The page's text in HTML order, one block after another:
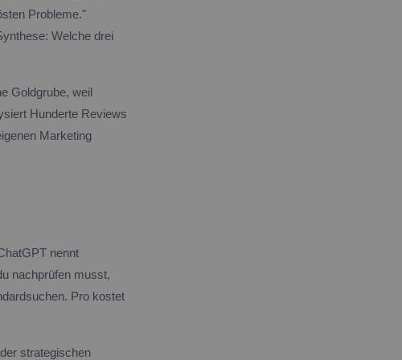
Probleme."
Welche drei
Goldgrube, weil
Hunderte Reviews
Marketing
nennt
nachprüfen musst,
Pro kostet
strategischen